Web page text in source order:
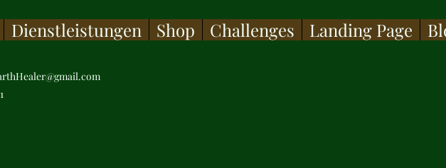
Dienstleistungen Shop Challenges Landing Page